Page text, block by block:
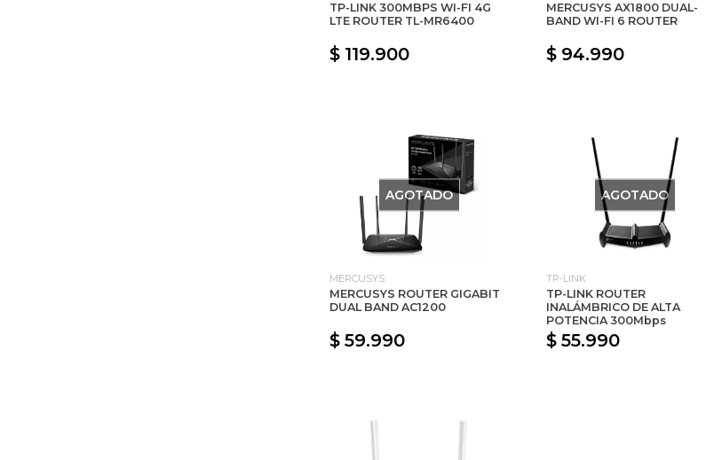
TP-LINK 300MBPS WI-FI 4G
LTE ROUTER TL-MR6400
$ 119.900
MERCUSYS AX1800 DUAL-
BAND WI-FI 6 ROUTER
$ 94.990
AGOTADO
MERCUSYS
MERCUSYS ROUTER GIGABIT
DUAL BAND AC1200
$ 59.990
AGOTADO
TP-LINK
TP-LINK ROUTER
INALÁMBRICO DE ALTA
POTENCIA 300Mbps
$ 55.990